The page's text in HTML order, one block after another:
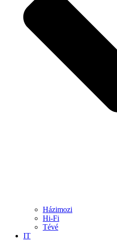
Házimozi
Hi-Fi
Tévé
IT